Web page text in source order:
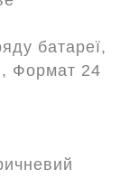
батареї,
Формат 24